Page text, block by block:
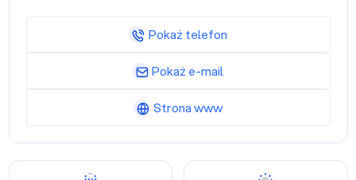
Pokaż telefon
Pokaż e-mail
Strona www